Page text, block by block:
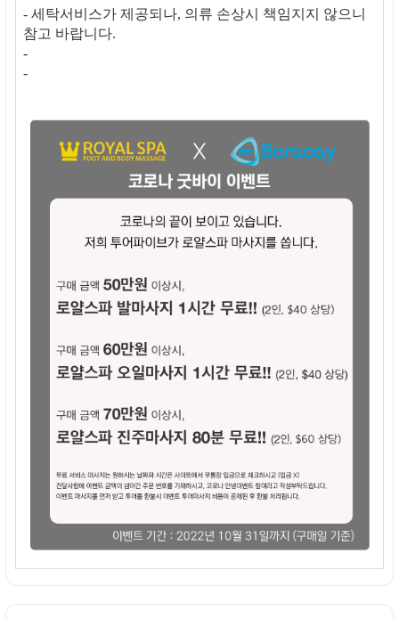
- 세탁서비스가 제공되나, 의류 손상시 책임지지 않으니
참고 바랍니다.
-
-